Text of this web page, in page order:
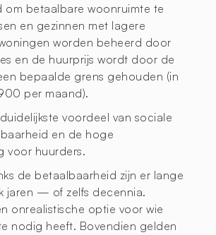
om betaalbare woonruimte te
en gezinnen met lagere
worden beheerd door
en de huurprijs wordt door de
bepaalde grens gehouden (in
per maand).
voordeel van sociale
en de hoge
voor huurders.
de betaalbaarheid zijn er lange
jaren — of zelfs decennia.
onrealistische optie voor wie
nodig heeft. Bovendien gelden